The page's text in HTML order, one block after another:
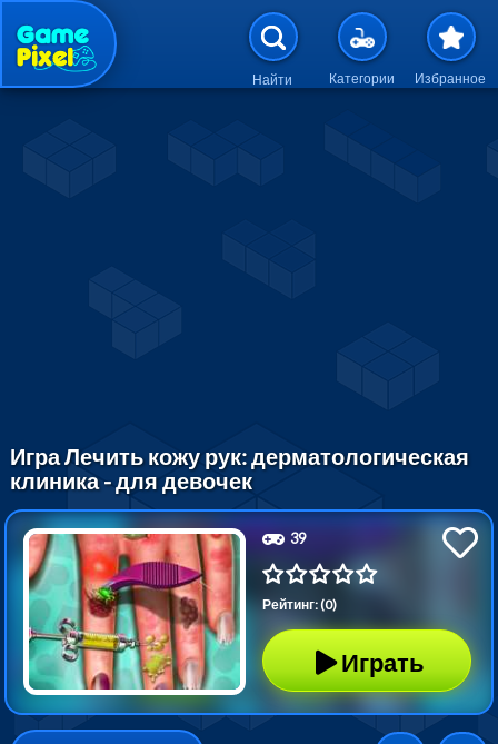
Перейти к основному
Найти Категории Избранное
Игра Лечить кожу рук: дерматологическая
клиника - для девочек
39
Рейтинг: (0)
Играть